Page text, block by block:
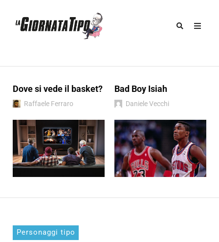
Dove si vede il basket?
Raffaele Ferraro
Bad Boy Isiah
Daniele Vecchi
Personaggi tipo